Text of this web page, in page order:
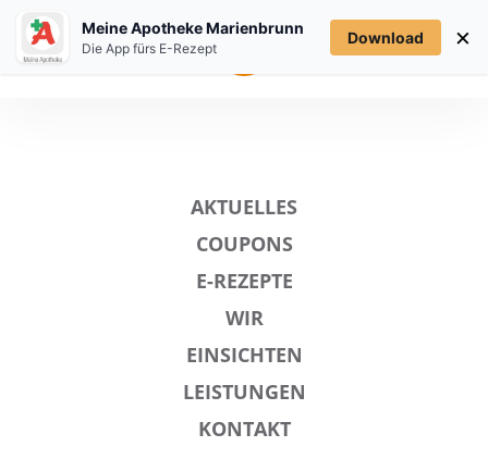
MENÜ
AKTUELLES
COUPONS
E-REZEPTE
WIR
EINSICHTEN
LEISTUNGEN
KONTAKT
Meine Apotheke Marienbrunn
Die App fürs E-Rezept
Download ×